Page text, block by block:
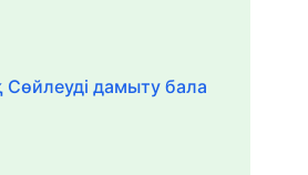
дамыту бала